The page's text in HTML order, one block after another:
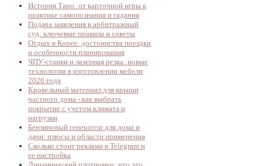
История Таро: от карточной игры к
практике самопознания и гадания
Подача заявления в арбитражный
суд: ключевые правила и советы
Отдых в Корее: достоинства поездки
и особенности планирования
ЧПУ-станки и лазерная резка: новые
технологии в изготовлении мебели
2026 года
Кровельный материал для крыши
частного дома - как выбрать
покрытие с учетом климата и
нагрузки
Бензиновый генератор для дома и
дачи: плюсы и области применения
Сколько стоит реклама в Telegram и
ее настройка